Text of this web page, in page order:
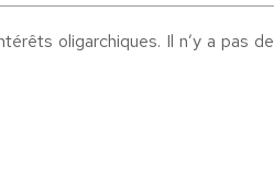
oligarchiques. Il n’y a pas de